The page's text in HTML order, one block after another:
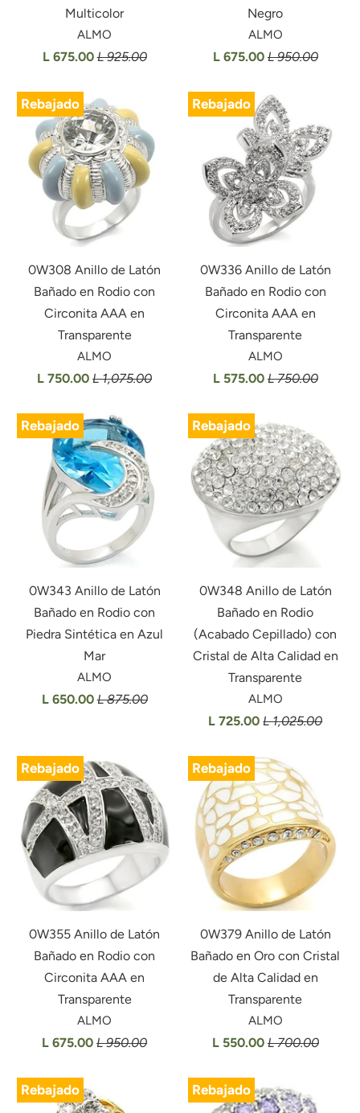
Multicolor
ALMO
L 675.00L 925.00
Negro
ALMO
L 675.00 L 950.00
Rebajado
0W308 Anillo de Latón
Bañado en Rodio con
Circonita AAA en
Transparente
ALMO
L 750.00L 1,075.00
Rebajado
0W336 Anillo de Latón
Bañado en Rodio con
Circonita AAA en
Transparente
ALMO
L 575.00 L 750.00
Rebajado
0W343 Anillo de Latón
Bañado en Rodio con
Piedra Sintética en Azul
Mar
ALMO
L 650.00L 875.00
Rebajado
0W348 Anillo de Latón
Bañado en Rodio
(Acabado Cepillado) con
Cristal de Alta Calidad en
Transparente
ALMO
L 725.00L 1,025.00
Rebajado
0W355 Anillo de Latón
Bañado en Rodio con
Circonita AAA en
Transparente
ALMO
L 675.00L 950.00
Rebajado
0W379 Anillo de Latón
Bañado en Oro con Cristal
de Alta Calidad en
Transparente
ALMO
L 550.00 L 700.00
Rebajado Rebajado